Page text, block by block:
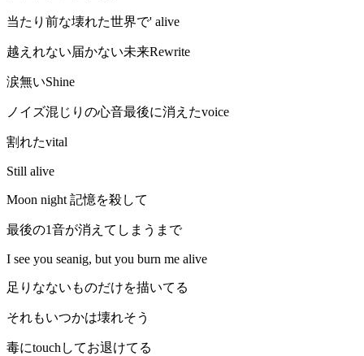
当たり前な壊れた世界で' alive
越えれない届かない未来Rewrite
涙無いShine
ノイズ混じりの心音最後に消えたvoice
割れたvital
Still alive
Moon night 記憶を殺して
最後の1音が消えてしまうまで
I see you seanig, but you burn me alive
足りなないものだけを描いてる
それもいつかは壊れそう
毒にtouchしてお退けてる